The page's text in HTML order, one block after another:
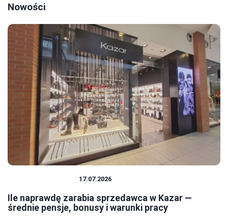
Nowości
17.07.2026
Ile naprawdę zarabia sprzedawca w Kazar —
średnie pensje, bonusy i warunki pracy